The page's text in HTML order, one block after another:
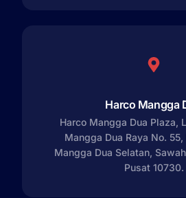
Harco Mangga
Harco Mangga Dua Plaza,
Mangga Dua Raya No. 55,
Mangga Dua Selatan,
Pusat 10730.